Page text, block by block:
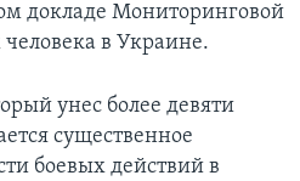
докладе Мониторинговой
в Украине.
унес более девяти
существенное
боевых действий в